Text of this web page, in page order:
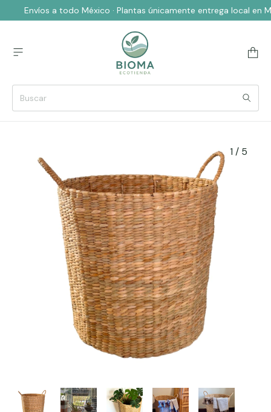
Envíos a todo México · Plantas únicamente entrega local en
1 / 5